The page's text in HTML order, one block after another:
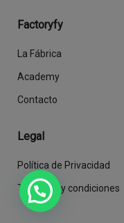
Factoryfy
La Fábrica
Academy
Contacto
Legal
Política de Privacidad
Términos y condiciones